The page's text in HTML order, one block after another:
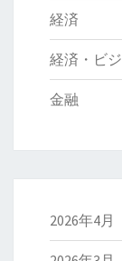
経済
経済・ビ
金融
2026年4月